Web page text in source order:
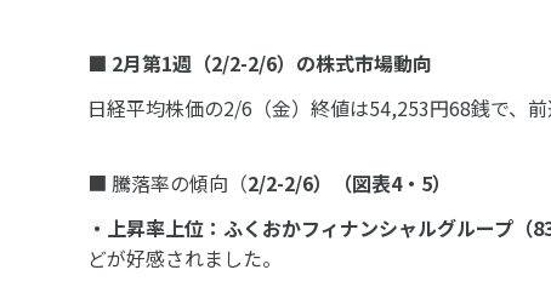
■ 2月第1週（2/2-2/6） の株式市場動向
日経平均株価の2/6（金）終値は54,253円68銭で、
■ 騰落率の傾向（2/2-2/6）（図表4・ 5）
・上昇率上位：ふくおかフィナンシャルグループ （
どが好感されました。